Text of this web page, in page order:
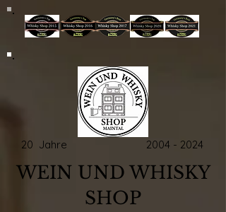
20 Jahre 2004 - 2024
WEIN UND WHISKY
SHOP